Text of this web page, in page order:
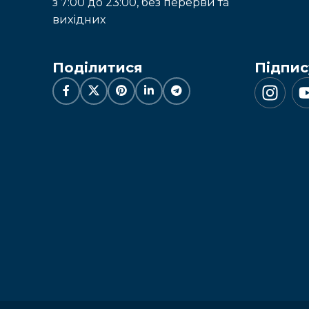
вихідних
Поділитися